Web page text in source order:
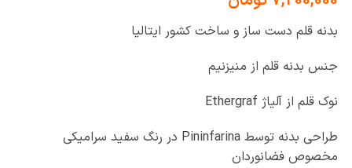
بدنه قلم دست ساز و ساخت کشور ایتالیا
جنس بدنه قلم از منیزنیم
نوک قلم از آلیاژ Ethergraf
طراحی بدنه توسط Pininfarina در رنگ سفید سرامیکی
مخصوص فضانوردان